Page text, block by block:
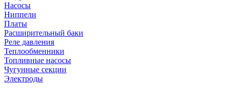
Насосы
Ниппели
Платы
Расширительный баки
Реле давления
Теплообменники
Топливные насосы
Чугунные секции
Электроды